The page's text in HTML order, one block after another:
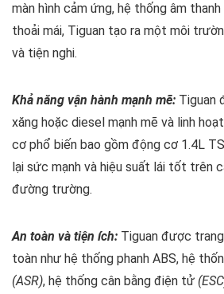
màn hình cảm ứng, hệ thống âm
thoải mái, Tiguan tạo ra một môi
và tiện nghi.
Khả năng vận hành mạnh mẽ: Tiguan
xăng hoặc diesel mạnh mẽ và linh
cơ phổ biến bao gồm động cơ 1.4L
lại sức mạnh và hiệu suất lái tốt trên
đường trường.
An toàn và tiện ích: Tiguan được
toàn như hệ thống phanh ABS, hệ
(ASR), hệ thống cân bằng điện tử